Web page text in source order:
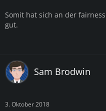
Somit hat sich an der
gut.
Sam Brodwin
3. Oktober 2018